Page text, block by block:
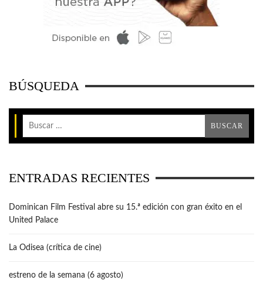
BÚSQUEDA
ENTRADAS RECIENTES
Dominican Film Festival abre su 15.ª edición con gran éxito en el
United Palace
La Odisea (crítica de cine)
estreno de la semana (6 agosto)